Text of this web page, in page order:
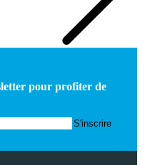
pour profiter de